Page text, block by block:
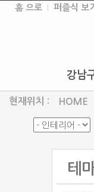
홈 으로 퍼즐식 보기
강남
현재위치 : HOME
테